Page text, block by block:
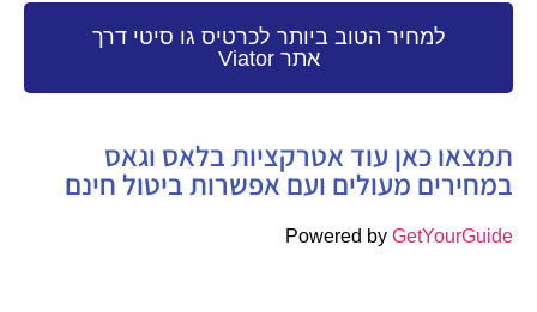
למחיר הטוב ביותר לכרטיס גו סיטי דרך
אתר Viator
תמצאו כאן עוד אטרקציות בלאס וגאס
במחירים מעולים ועם אפשרות ביטול חינם
Powered by GetYourGuide